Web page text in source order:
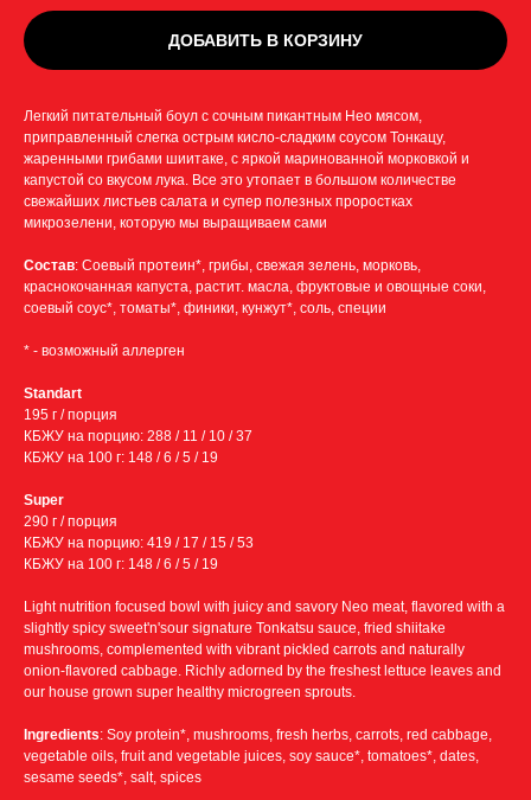
ДОБАВИТЬ В КОРЗИНУ
Легкий питательный боул с сочным пикантным Нео мясом,
приправленный слегка острым кисло-сладким соусом Тонкацу,
жаренными грибами шиитаке, с яркой маринованной морковкой и
капустой со вкусом лука. Все это утопает в большом количестве
свежайших листьев салата и супер полезных проростках
микрозелени, которую мы выращиваем сами
Состав: Соевый протеин*, грибы, свежая зелень, морковь,
краснокочанная капуста, растит. масла, фруктовые и овощные соки,
соевый соус*, томаты*, финики, кунжут*, соль, специи
* - возможный аллерген
Standart
195 г / порция
КБЖУ на порцию: 288 / 11 / 10 / 37
КБЖУ на 100 г: 148 / 6 / 5 / 19
Super
290 г / порция
КБЖУ на порцию: 419 / 17 / 15 / 53
КБЖУ на 100 г: 148 / 6 / 5 / 19
Light nutrition focused bowl with juicy and savory Neo meat, flavored with a
slightly spicy sweet'n'sour signature Tonkatsu sauce, fried shiitake
mushrooms, complemented with vibrant pickled carrots and naturally
onion-flavored cabbage. Richly adorned by the freshest lettuce leaves and
our house grown super healthy microgreen sprouts.
Ingredients: Soy protein*, mushrooms, fresh herbs, carrots, red cabbage,
vegetable oils, fruit and vegetable juices, soy sauce*, tomatoes*, dates,
sesame seeds*, salt, spices